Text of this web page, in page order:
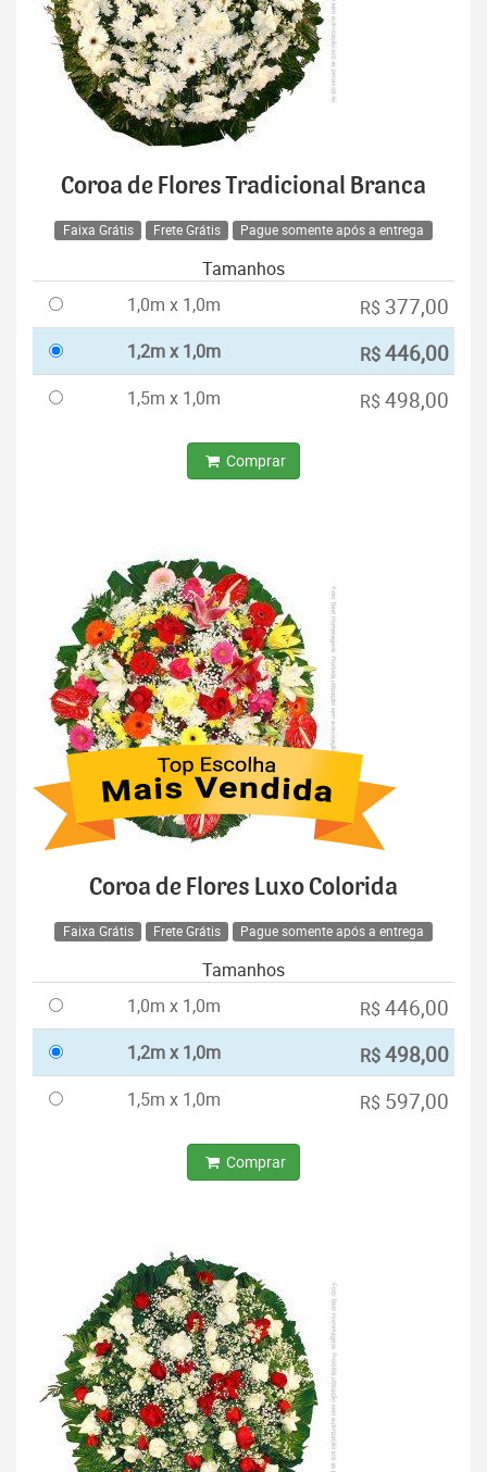
Coroa de Flores Tradicional Branca
Faixa Grátis Frete Grátis Pague somente após a entrega
Tamanhos
1,0m x 1,0m
R$ 377,00
1,2m x 1,0m R$446,00
1,5m x 1,0m R$ 498,00
Comprar
Coroa de Flores Luxo Colorida
Faixa Grátis Frete Grátis Pague somente após a entrega
Tamanhos
1,0m x 1,0m
R$ 446,00
1,2m x 1,0m R$498,00
1,5m x 1,0m R$ 597,00
Comprar